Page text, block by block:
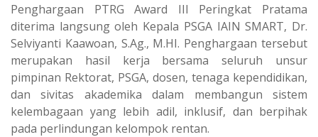
Penghargaan PTRG Award III Peringkat Pratama
diterima langsung oleh Kepala PSGA IAIN SMART, Dr.
Selviyanti Kaawoan, S.Ag., M.HI. Penghargaan tersebut
merupakan hasil kerja bersama seluruh unsur
pimpinan Rektorat, PSGA, dosen, tenaga kependidikan,
dan sivitas akademika dalam membangun sistem
kelembagaan yang lebih adil, inklusif, dan berpihak
pada perlindungan kelompok rentan.